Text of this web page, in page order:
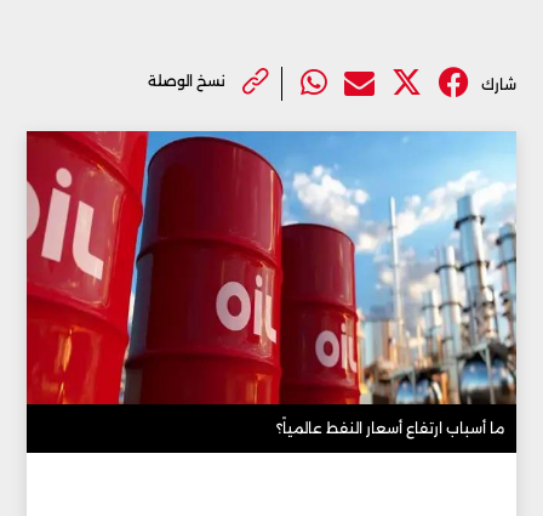
شارك نسخ الوصلة
ما أسباب ارتفاع أسعار النفط عالمياً؟